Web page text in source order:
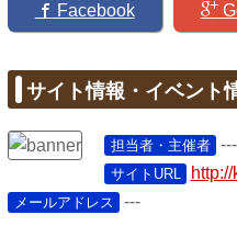
Facebook
サイト情報・イベント
担当者・主催者 ---
サイトURL
メールアドレス ---